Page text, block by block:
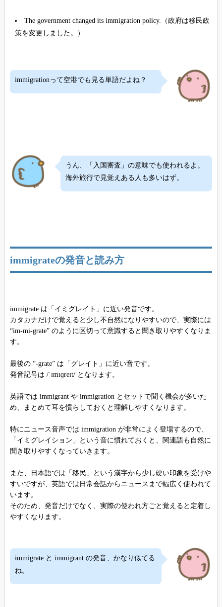
The government changed its immigration policy.（政府は移民政
策を変更しました。）
immigrationって空港でも見る単語だよね？
うん、「入国審査」の意味でも使われるよ。
海外旅行で見覚えある人も多いはず。
immigrateの発音と読み方
immigrate は「イミグレイト」に近い発音です。
カタカナだけで覚えると少し不自然になりやすいので、実際には
“im-mi-grate” のように区切って意識すると聞き取りやすくなりま
す。
最後の “-grate” は「グレイト」に近い音です。
発音記号は /ˈɪmɪɡreɪt/ となります。
英語では immigrant や immigration とセットで聞く機会が多いた
め、まとめて耳を慣らしておくと理解しやすくなります。
特にニュース音声では immigration が非常によく登場するので、
「イミグレイション」という音に慣れておくと、関連語も自然に
聞き取りやすくなっていきます。
また、日本語では「移民」という漢字から少し硬い印象を受けや
すいですが、英語では日常会話からニュースまで幅広く使われて
います。
そのため、発音だけでなく、実際の使われ方ごと覚えると定着し
やすくなります。
immigrate と immigrant の発音、かなり似てる
ね。